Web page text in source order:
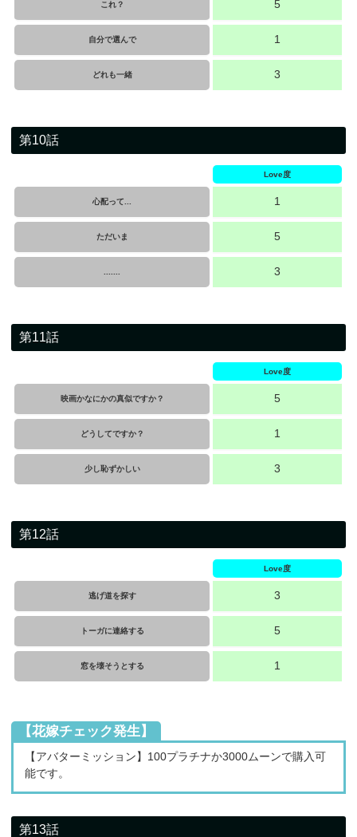
これ？ 5
自分で選んで 1
どれも一緒 3
第10話
Love度
心配って... 1
ただいま 5
3
第11話
Love度
映画かなにかの真似ですか？ 5
どうしてですか？ 1
少し恥ずかしい 3
第12話
Love度
逃げ道を探す 3
トーガに連絡する 5
窓を壊そうとする 1
【花嫁チェック発生】
【アバターミッション】100プラチナか3000ムーンで購入可
能です。
第13話